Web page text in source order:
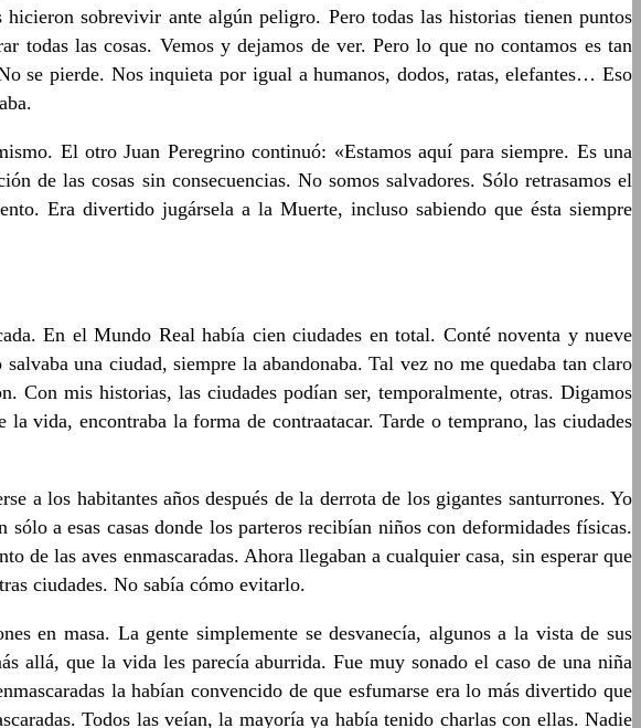
sobrevivir ante algún peligro. Pero todas las historias tienen puntos
todas las cosas. Vemos y dejamos de ver. Pero lo que no contamos es tan
se pierde. Nos inquieta por igual a humanos, dodos, ratas, elefantes… Eso
El otro Juan Peregrino continuó: «Estamos aquí para siempre. Es una
de las cosas sin consecuencias. No somos salvadores. Sólo retrasamos el
Era divertido jugársela a la Muerte, incluso sabiendo que ésta siempre
En el Mundo Real había cien ciudades en total. Conté noventa y nueve
una ciudad, siempre la abandonaba. Tal vez no me quedaba tan claro
Con mis historias, las ciudades podían ser, temporalmente, otras. Digamos
vida, encontraba la forma de contraatacar. Tarde o temprano, las ciudades
a los habitantes años después de la derrota de los gigantes santurrones. Yo
a esas casas donde los parteros recibían niños con deformidades físicas.
las aves enmascaradas. Ahora llegaban a cualquier casa, sin esperar que
ciudades. No sabía cómo evitarlo.
en masa. La gente simplemente se desvanecía, algunos a la vista de sus
allá, que la vida les parecía aburrida. Fue muy sonado el caso de una niña
la habían convencido de que esfumarse era lo más divertido que
Todos las veían, la mayoría ya había tenido charlas con ellas. Nadie